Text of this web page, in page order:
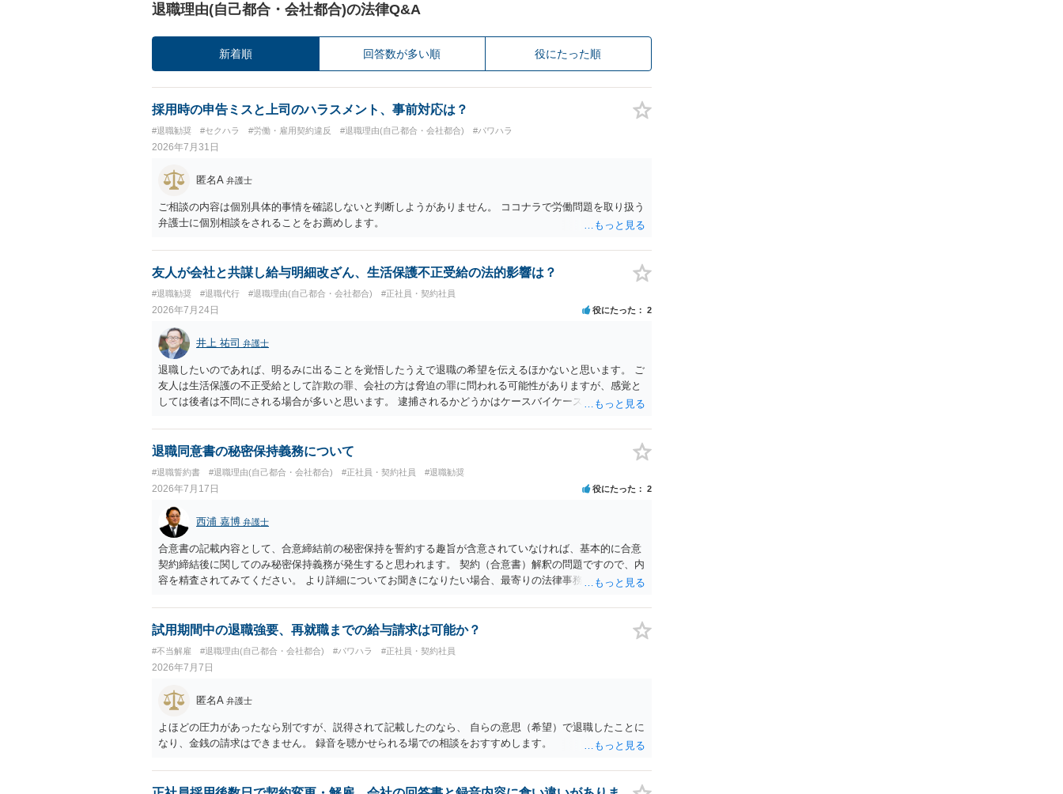
退職理由(自己都合・会社都合)の法律Q&A
新着順 回答数が多い順 役にたった順
採用時の申告ミスと上司のハラスメント、事前対応は？
#退職勧奨 #セクハラ #労働・雇用契約違反 #退職理由(自己都合・会社都合) #パワハラ
2026年7月31日
匿名A 弁護士
ご相談の内容は個別具体的事情を確認しないと判断しようがありません。 ココナラで労働問題を取り扱う
弁護士に個別相談をされることをお薦めします。
友人が会社と共謀し給与明細改ざん、生活保護不正受給の法的影響は？
#退職勧奨 #退職代行 #退職理由(自己都合・会社都合) #正社員・契約社員
2026年7月24日 役にたった 2
井上 祐司 弁護士
退職したいのであれば、明るみに出ることを覚悟したうえで退職の希望を伝えるほかないと思います。 ご
友人は生活保護の不正受給として詐欺の罪、会社の方は脅迫の罪に問われる可能性がありますが、感覚と
しては後者は不問にされる場合が多いと思います。 逮捕されるかどうかはケースバイケースです。
退職同意書の秘密保持義務について
#退職誓約書 #退職理由(自己都合・会社都合) #正社員・契約社員 #退職勧奨
2026年7月17日 役にたった 2
西浦 嘉博 弁護士
合意書の記載内容として、合意締結前の秘密保持を誓約する趣旨が含意されていなければ、基本的に合意
契約締結後に関してのみ秘密保持義務が発生すると思われます。 契約（合意書）解釈の問題ですので、内
容を精査されてみてください。 より詳細についてお聞きになりたい場合、最寄りの法律事務所で相談され
試用期間中の退職強要、再就職までの給与請求は可能か？
#不当解雇 #退職理由(自己都合・会社都合) #パワハラ #正社員・契約社員
2026年7月7日
匿名A 弁護士
よほどの圧力があったなら別ですが、説得されて記載したのなら、 自らの意思（希望）で退職したことに
なり、金銭の請求はできません。 録音を聴かせられる場での相談をおすすめします。